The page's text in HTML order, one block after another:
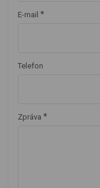
E-mail *
Telefon
Zpráva *